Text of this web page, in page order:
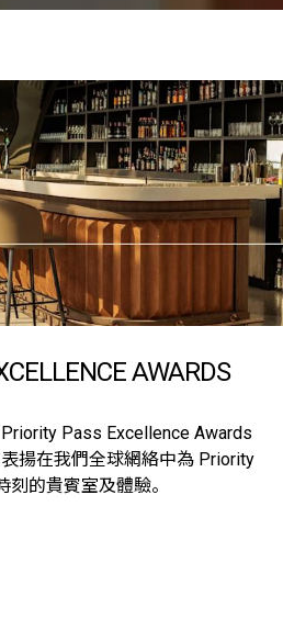
AWARDS
Pass Excellence Awards
揚在我們全球網絡中為 Priority
的貴賓室及體驗。